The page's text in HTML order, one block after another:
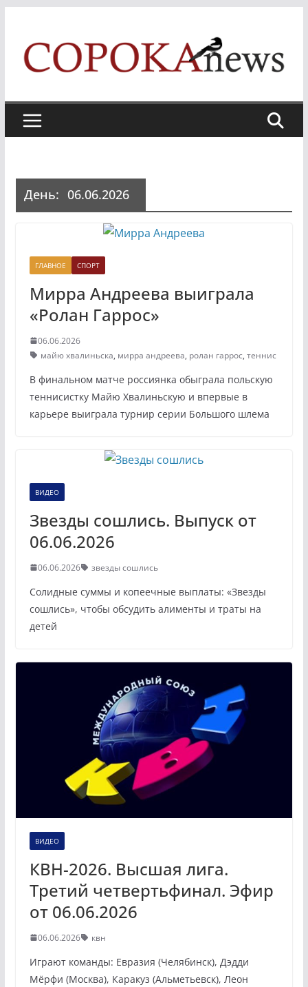
content
День: 06.06.2026
ГЛАВНОЕ СПОРТ
Мирра Андреева выиграла
«Ролан Гаррос»
06.06.2026
майю хвалиньска, мирра андреева, ролан гаррос, теннис
В финальном матче россиянка обыграла польскую
теннисистку Майю Хвалиньскую и впервые в
карьере выиграла турнир серии Большого шлема
ВИДЕО
Звезды сошлись. Выпуск от
06.06.2026
06.06.2026 звезды сошлись
Солидные суммы и копеечные выплаты: «Звезды
сошлись», чтобы обсудить алименты и траты на
детей
ВИДЕО
КВН-2026. Высшая лига.
Третий четвертьфинал. Эфир
от 06.06.2026
06.06.2026 квн
Играют команды: Евразия (Челябинск), Дэдди
Мёрфи (Москва), Каракуз (Альметьевск), Леон